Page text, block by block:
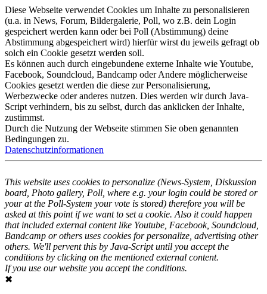
Diese Webseite verwendet Cookies um Inhalte zu personalisieren
(u.a. in News, Forum, Bildergalerie, Poll, wo z.B. dein Login
gespeichert werden kann oder bei Poll (Abstimmung) deine
Abstimmung abgespeichert wird) hierfür wirst du jeweils gefragt ob
solch ein Cookie gesetzt werden soll.
Es können auch durch eingebundene externe Inhalte wie Youtube,
Facebook, Soundcloud, Bandcamp oder Andere möglicherweise
Cookies gesetzt werden die diese zur Personalisierung,
Werbezwecke oder anderes nutzen. Dies werden wir durch Java-
Script verhindern, bis zu selbst, durch das anklicken der Inhalte,
zustimmst.
Durch die Nutzung der Webseite stimmen Sie oben genannten
Bedingungen zu.
Datenschutzinformationen
This website uses cookies to personalize (News-System, Diskussion
board, Photo gallery, Poll, where e.g. your login could be stored or
your at the Poll-System your vote is stored) therefore you will be
asked at this point if we want to set a cookie. Also it could happen
that included external content like Youtube, Facebook, Soundcloud,
Bandcamp or others uses cookies for personalize, advertising other
others. We'll pervent this by Java-Script until you accept the
conditions by clicking on the mentioned external content.
If you use our website you accept the conditions.
✖